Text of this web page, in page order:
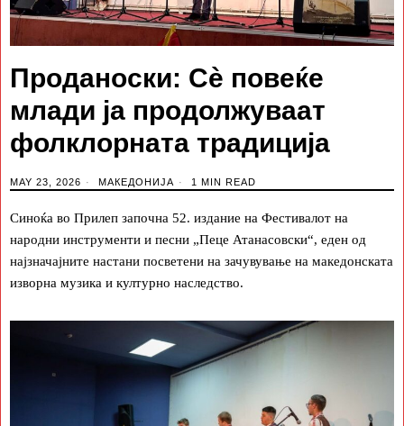
Проданоски: Сè повеќе
млади ја продолжуваат
фолклорната традиција
MAY 23, 2026 МАКЕДОНИЈА 1 MIN READ
Синоќа во Прилеп започна 52. издание на Фестивалот на
народни инструменти и песни „Пеце Атанасовски“, еден од
најзначајните настани посветени на зачувување на македонската
изворна музика и културно наследство.